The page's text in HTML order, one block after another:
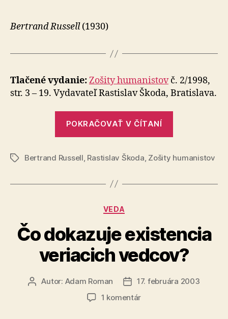
civilizácie?
Bertrand Russell(1930)
Tlačené vydanie:Zošity humanistovč. 2/1998,
str. 3 – 19. Vydavateľ Rastislav Škoda, Bratislava.
POKRAČOVAŤ V ČÍTANÍ
k
civilizácie?“
ZnačkyBertrand Russell Rastislav Škoda Zošity humanistov
Kategórie
VEDA
Čo dokazuje existencia
veriacich vedcov?
AutorAutor: Adam Roman
Dátum
článku
17. februára 2003
1 komentárna